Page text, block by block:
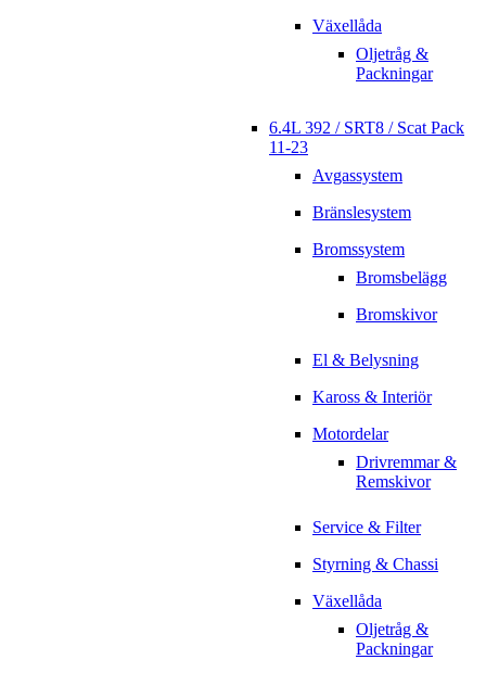
Växellåda
Oljetråg &
Packningar
6.4L 392 / SRT8 / Scat Pack
11-23
Avgassystem
Bränslesystem
Bromssystem
Bromsbelägg
Bromskivor
El & Belysning
Kaross & Interiör
Motordelar
Drivremmar &
Remskivor
Service & Filter
Styrning & Chassi
Växellåda
Oljetråg &
Packningar